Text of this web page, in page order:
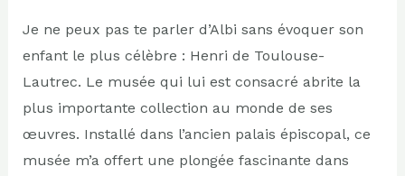
Je ne peux pas te parler d’Albi sans évoquer son
enfant le plus célèbre : Henri de Toulouse-
Lautrec. Le musée qui lui est consacré abrite la
plus importante collection au monde de ses
œuvres. Installé dans l’ancien palais épiscopal, ce
musée m’a offert une plongée fascinante dans